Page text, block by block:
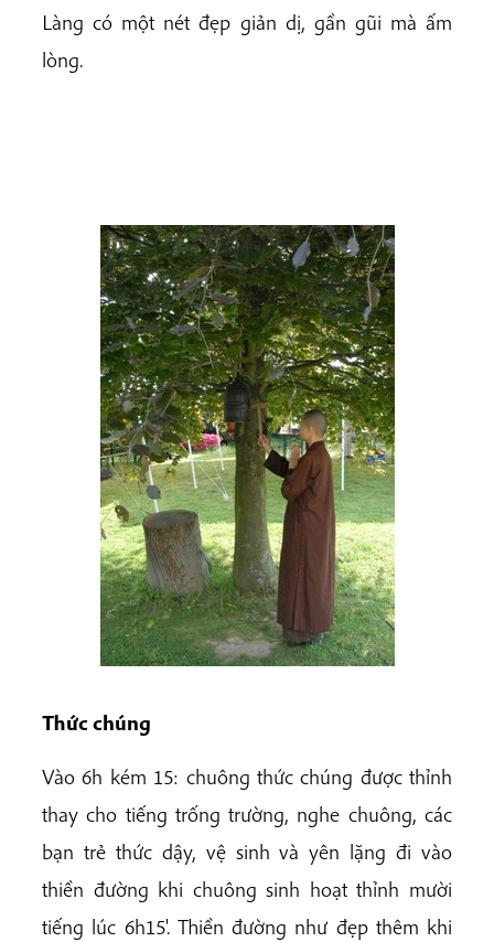
Làng có một nét đẹp giản dị, gần gũi mà ấm
lòng.
Thức chúng
Vào 6h kém 15: chuông thức chúng được thỉnh
thay cho tiếng trống trường, nghe chuông, các
bạn trẻ thức dậy, vệ sinh và yên lặng đi vào
thiền đường khi chuông sinh hoạt thỉnh mười
tiếng lúc 6h15'. Thiền đường như đẹp thêm khi